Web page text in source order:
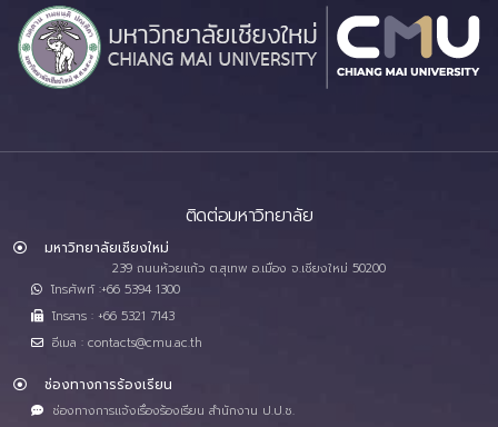
ติดต่อมหาวิทยาลัย
มหาวิทยาลัยเชียงใหม่
239 ถนนห้วยแก้ว ต.สุเทพ อ.เมือง จ.เชียงใหม่ 50200
โทรศัพท์ :+66 5394 1300
โทรสาร : +66 5321 7143
อีเมล : contacts@cmu.ac.th
ช่องทางการร้องเรียน
ช่องทางการแจ้งเรื่องร้องเรียน สำนักงาน ป.ป.ช.